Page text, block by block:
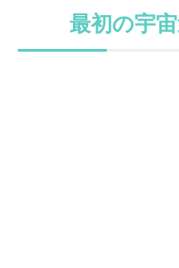
最初の宇